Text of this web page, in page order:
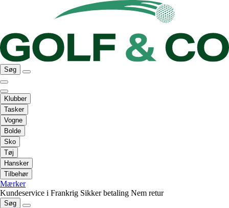
Søg
Klubber
Tasker
Vogne
Bolde
Sko
Tøj
Hansker
Tilbehør
Mærker
Kundeservice i Frankrig Sikker betaling Nem retur
Søg